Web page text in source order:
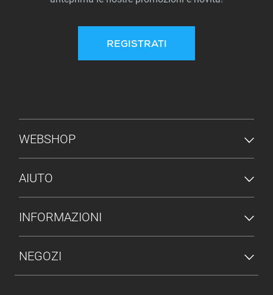
REGISTRATI
MENU PIÈ DI PAGINA
WEBSHOP
AIUTO
INFORMAZIONI
NEGOZI